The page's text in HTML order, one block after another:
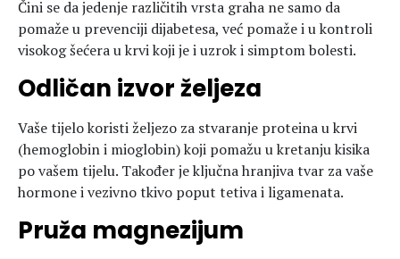
Čini se da jedenje različitih vrsta graha ne samo da
pomaže u prevenciji dijabetesa, već pomaže i u kontroli
visokog šećera u krvi koji je i uzrok i simptom bolesti.
Odličan izvor željeza
Vaše tijelo koristi željezo za stvaranje proteina u krvi
(hemoglobin i mioglobin) koji pomažu u kretanju kisika
po vašem tijelu. Također je ključna hranjiva tvar za vaše
hormone i vezivno tkivo poput tetiva i ligamenata.
Pruža magnezijum